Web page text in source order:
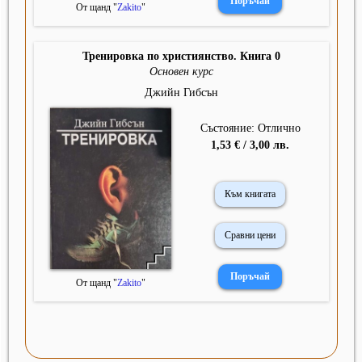
От щанд "Zakito"
Тренировка по християнство. Книга 0
Основен курс
Джийн Гибсън
От щанд "Zakito"
Състояние: Отлично
1,53 € / 3,00 лв.
Към книгата
Сравни цени